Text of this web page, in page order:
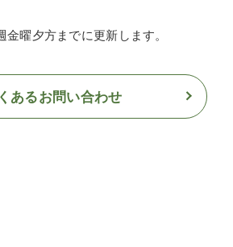
金曜夕方までに更新します。
あるお問い合わせ